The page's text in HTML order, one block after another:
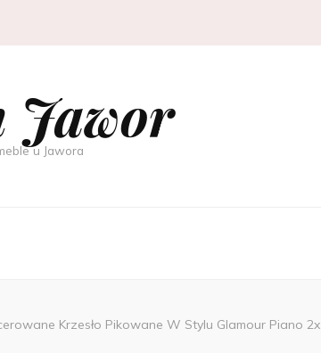
Jawor
u Jawora
Krzesło Pikowane W Stylu Glamour Piano 2x